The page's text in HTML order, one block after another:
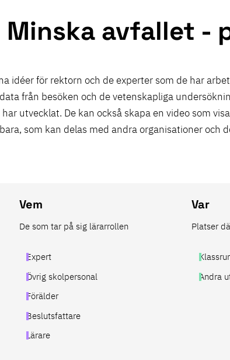
Minska avfallet -
idéer för rektorn och de experter som de har
från besöken och de vetenskapliga
utvecklat. De kan också skapa en video som
som kan delas med andra organisationer och
Vem
De som tar på sig lärarrollen
Expert
Övrig skolpersonal
Förälder
Beslutsfattare
Lärare
Var
Platser
Andra